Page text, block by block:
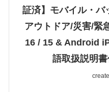
証済】モバイル・バ
アウトドア/災害/緊
16 / 15 & Android
語取扱説明書